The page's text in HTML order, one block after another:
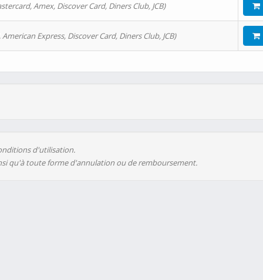
Amex, Discover Card, Diners Club, JCB)
Express, Discover Card, Diners Club, JCB)
d'utilisation.
qu'à toute forme d'annulation ou de remboursement.